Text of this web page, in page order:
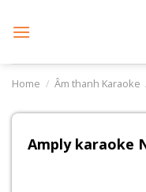
Home / Âm thanh Karaoke
Amply karaoke